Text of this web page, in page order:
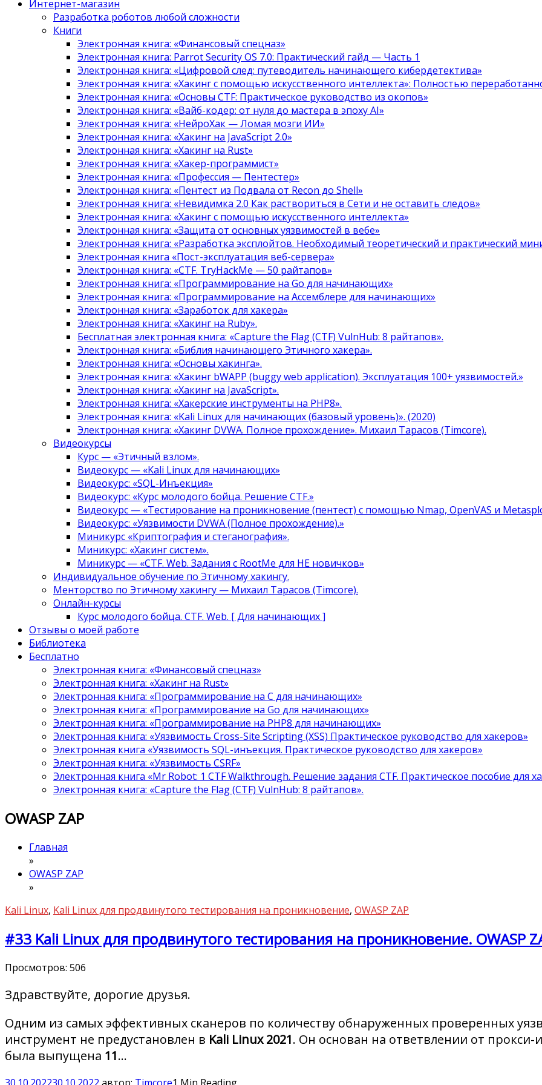
Интернет-магазин
Разработка роботов любой сложности
Книги
Электронная книга: «Финансовый спецназ»
Электронная книга: Parrot Security OS 7.0: Практический гайд — Часть 1
Электронная книга: «Цифровой след: путеводитель начинающего кибердетектива»
Электронная книга: «Хакинг с помощью искусственного интеллекта»: Полностью
Электронная книга: «Основы CTF: Практическое руководство из окопов»
Электронная книга: «Вайб-кодер: от нуля до мастера в эпоху AI»
Электронная книга: «НейроХак — Ломая мозги ИИ»
Электронная книга: «Хакинг на JavaScript 2.0»
Электронная книга: «Хакинг на Rust»
Электронная книга: «Хакер-программист»
Электронная книга: «Профессия — Пентестер»
Электронная книга: «Пентест из Подвала от Recon до Shell»
Электронная книга: «Невидимка 2.0 Как раствориться в Сети и не оставить следов»
Электронная книга: «Хакинг с помощью искусственного интеллекта»
Электронная книга: «Защита от основных уязвимостей в вебе»
Электронная книга: «Разработка эксплойтов. Необходимый теоретический и практический
Электронная книга «Пост-эксплуатация веб-сервера»
Электронная книга: «CTF. TryHackMe — 50 райтапов»
Электронная книга: «Программирование на Go для начинающих»
Электронная книга: «Программирование на Ассемблере для начинающих»
Электронная книга: «Заработок для хакера»
Электронная книга: «Хакинг на Ruby».
Бесплатная электронная книга: «Capture the Flag (CTF) VulnHub: 8 райтапов».
Электронная книга: «Библия начинающего Этичного хакера».
Электронная книга: «Основы хакинга».
Электронная книга: «Хакинг bWAPP (buggy web application). Эксплуатация 100+ уязвимостей.»
Электронная книга: «Хакинг на JavaScript».
Электронная книга: «Хакерские инструменты на PHP8».
Электронная книга: «Kali Linux для начинающих (базовый уровень)». (2020)
Электронная книга: «Хакинг DVWA. Полное прохождение». Михаил Тарасов (Timcore).
Видеокурсы
Курс — «Этичный взлом».
Видеокурс — «Kali Linux для начинающих»
Видеокурс: «SQL-Инъекция»
Видеокурс: «Курс молодого бойца. Решение CTF.»
Видеокурс — «Тестирование на проникновение (пентест) с помощью Nmap, OpenVAS и
Видеокурс: «Уязвимости DVWA (Полное прохождение).»
Миникурс «Криптография и стеганография».
Миникурс: «Хакинг систем».
Миникурс — «CTF. Web. Задания с RootMe для НЕ новичков»
Индивидуальное обучение по Этичному хакингу.
Менторство по Этичному хакингу — Михаил Тарасов (Timcore).
Онлайн-курсы
Курс молодого бойца. CTF. Web. [ Для начинающих ]
Отзывы о моей работе
Библиотека
Бесплатно
Электронная книга: «Финансовый спецназ»
Электронная книга: «Хакинг на Rust»
Электронная книга: «Программирование на C для начинающих»
Электронная книга: «Программирование на Go для начинающих»
Электронная книга: «Программирование на PHP8 для начинающих»
Электронная книга: «Уязвимость Cross-Site Scripting (XSS) Практическое руководство для хакеров»
Электронная книга «Уязвимость SQL-инъекция. Практическое руководство для хакеров»
Электронная книга: «Уязвимость CSRF»
Электронная книга «Mr Robot: 1 CTF Walkthrough. Решение задания CTF. Практическое пособие для
Электронная книга: «Capture the Flag (CTF) VulnHub: 8 райтапов».
OWASP ZAP
Главная
»
OWASP ZAP
»
Kali Linux, Kali Linux для продвинутого тестирования на проникновение, OWASP ZAP
#33 Kali Linux для продвинутого тестирования на проникновение. OWASP
Просмотров: 506
Здравствуйте, дорогие друзья.
Одним из самых эффективных сканеров по количеству обнаруженных проверенных
инструмент не предустановлен в Kali Linux 2021. Он основан на ответвлении от
была выпущена 11…